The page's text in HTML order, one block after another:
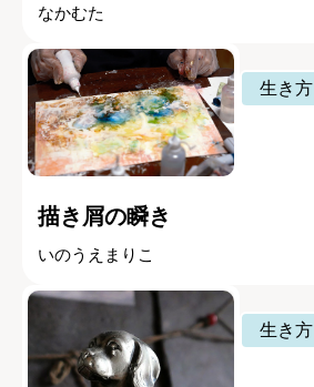
なかむた
生き方
描き屑の瞬き
いのうえまりこ
生き方